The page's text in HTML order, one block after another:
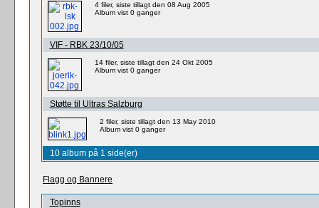
4 filer, siste tillagt den 08 Aug 2005
Album vist 0 ganger
VIF - RBK 23/10/05
14 filer, siste tillagt den 24 Okt 2005
Album vist 0 ganger
Støtte til Ultras Salzburg
2 filer, siste tillagt den 13 May 2010
Album vist 0 ganger
10 album på 1 side(er)
Flagg og Bannere
Topinns